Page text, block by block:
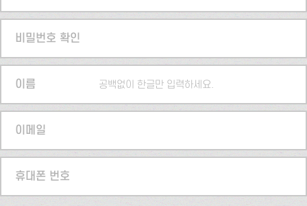
비밀번호 확인
이름 공백없이 한글만 입력하세요.
이메일
휴대폰 번호